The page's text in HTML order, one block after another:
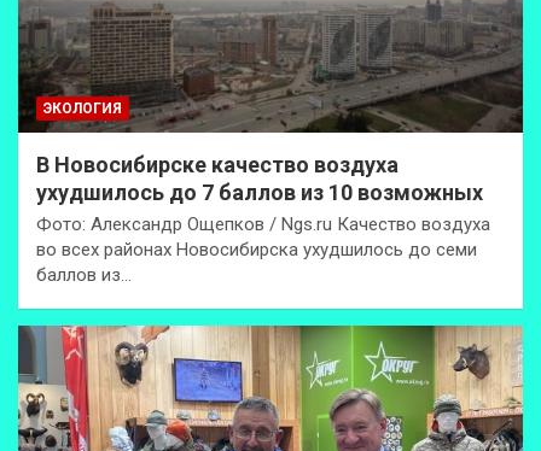
ЭКОЛОГИЯ
В Новосибирске качество воздуха
ухудшилось до 7 баллов из 10 возможных
Фото: Александр Ощепков / Ngs.ru Качество воздуха
во всех районах Новосибирска ухудшилось до семи
баллов из…